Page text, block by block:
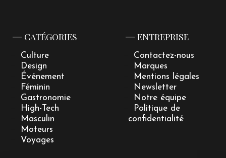
CATÉGORIES
Culture
Design
Événement
Féminin
Gastronomie
High-Tech
Masculin
Moteurs
Voyages
ENTREPRISE
Contactez-nous
Marques
Mentions légales
Newsletter
Notre équipe
Politique de
confidentialité